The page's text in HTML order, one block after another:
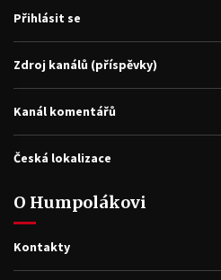
Přihlásit se
Zdroj kanálů (příspěvky)
Kanál komentářů
Česká lokalizace
O Humpolákovi
Kontakty